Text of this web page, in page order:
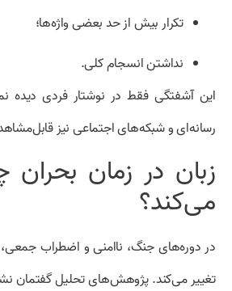
تکرار بیش از حد بعضی واژه‌ها؛
نداشتن انسجام کلی.
این آشفتگی فقط در نوشتار فردی دیده
رسانه‌ای و شبکه‌های اجتماعی نیز
زبان در زمان بحران
می‌کند؟
در دوره‌های جنگ، ناامنی و اضطراب
تغییر می‌کند. پژوهش‌های تحلیل گفتمان